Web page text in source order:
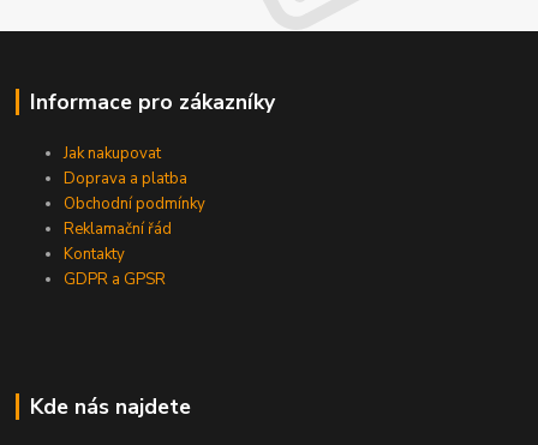
Informace pro zákazníky
Jak nakupovat
Doprava a platba
Obchodní podmínky
Reklamační řád
Kontakty
GDPR a GPSR
Kde nás najdete